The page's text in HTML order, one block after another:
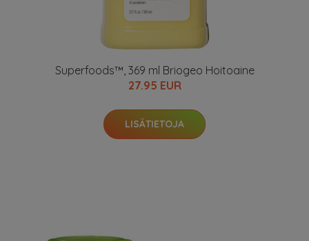
Superfoods™, 369 ml Briogeo Hoitoaine
27.95 EUR
LISÄTIETOJA